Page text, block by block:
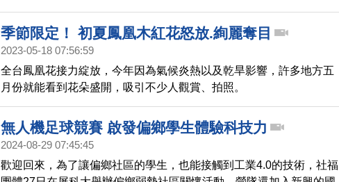
澎湖，他們分享修煉真善忍的美好，慶祝法輪大法洪傳世界31周年。
季節限定！ 初夏鳳凰木紅花怒放.絢麗奪目
2023-05-18 07:56:59
全台鳳凰花接力綻放，今年因為氣候炎熱以及乾旱影響，許多地方五
月份就能看到花朵盛開，吸引不少人觀賞、拍照。
無人機足球競賽 啟發偏鄉學生體驗科技力
2024-08-29 07:45:45
歡迎回來，為了讓偏鄉社區的學生，也能接觸到工業4.0的技術，社福